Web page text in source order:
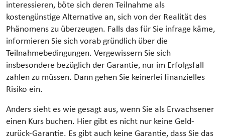
interessieren, böte sich deren Teilnahme als
kostengünstige Alternative an, sich von der Realität des
Phänomens zu überzeugen. Falls das für Sie infrage käme,
informieren Sie sich vorab gründlich über die
Teilnahmebedingungen. Vergewissern Sie sich
insbesondere bezüglich der Garantie, nur im Erfolgsfall
zahlen zu müssen. Dann gehen Sie keinerlei finanzielles
Risiko ein.
Anders sieht es wie gesagt aus, wenn Sie als Erwachsener
einen Kurs buchen. Hier gibt es nicht nur keine Geld-
zurück-Garantie. Es gibt auch keine Garantie, dass Sie das